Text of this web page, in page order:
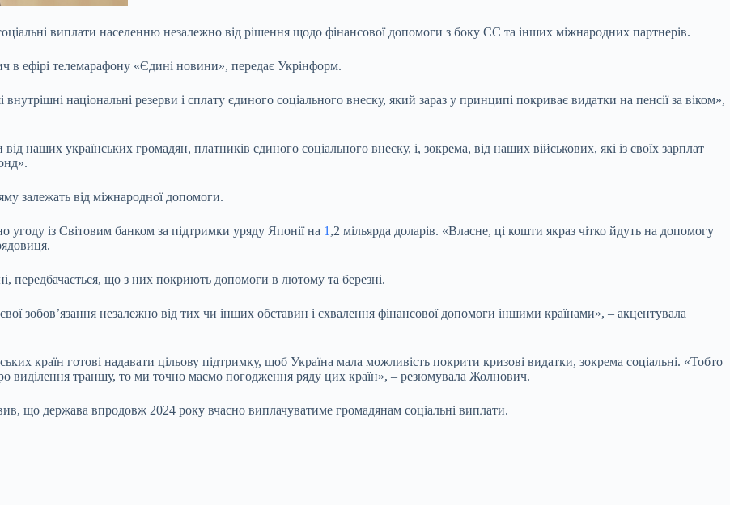
виплати населенню незалежно від рішення щодо фінансової допомоги з боку ЄС та інших міжнародних партнерів.
в ефірі телемарафону «Єдині новини», передає Укрінформ.
національні резерви і сплату єдиного соціального внеску, який зараз у принципі покриває видатки на пенсії за віком»,
наших українських громадян, платників єдиного соціального внеску, і, зокрема, від наших військових, які із своїх зарплат
залежать від міжнародної допомоги.
із Світовим банком за підтримки уряду Японії на 1 ,2 мільярда доларів. «Власне, ці кошти якраз чітко йдуть на допомогу
передбачається, що з них покриють допомоги в лютому та березні.
зобов’язання незалежно від тих чи інших обставин і схвалення фінансової допомоги іншими країнами», – акцентувала
країн готові надавати цільову підтримку, щоб Україна мала можливість покрити кризові видатки, зокрема соціальні. «Тобто
виділення траншу, то ми точно маємо погодження ряду цих країн», – резюмувала Жолнович.
що держава впродовж 2024 року вчасно виплачуватиме громадянам соціальні виплати.